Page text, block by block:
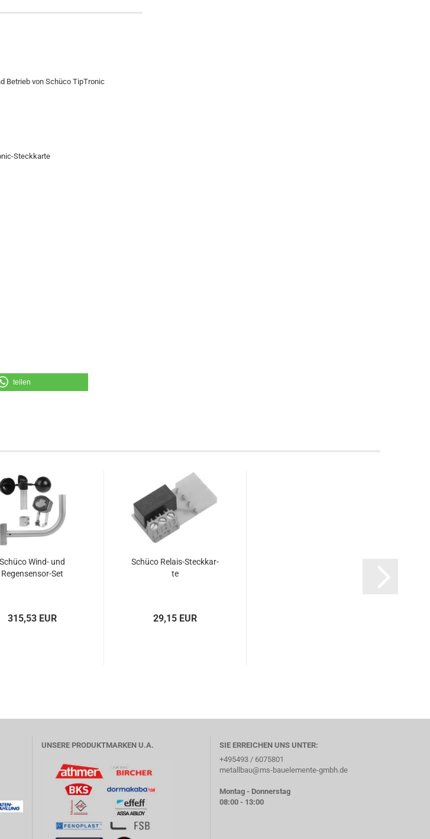
Betrieb von Schüco TipTronic
Steckkarte
teilen
Schü­co Wind- und
Regensensor-​​Set
315,53 EUR
Schü­co Relais-​​Steck­kar­
te
29,15 EUR
UNSERE PRODUKTMARKEN U.A.
SIE ERREICHEN UNS UNTER:
+495493 / 6075801
metallbau@ms-bauelemente-gmbh.de
Montag - Donnerstag
08:00 - 13:00